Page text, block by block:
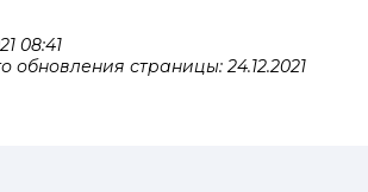
08:41
обновления страницы: 24.12.2021